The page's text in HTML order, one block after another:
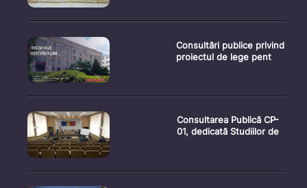
Consultări publice privind
proiectul de lege pent
Consultarea Publică CP-
01, dedicată Studiilor de